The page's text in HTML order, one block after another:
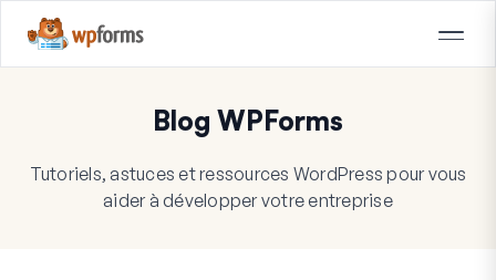
Blog WPForms
Tutoriels, astuces et ressources WordPress pour vous
aider à développer votre entreprise